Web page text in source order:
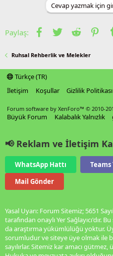
Cevap yazmak için
Paylaş: Facebook
TwitterReddit
Ruhsal Rehberlik ve Melekler
Türkçe (TR)
İletişim
Koşullar Gizlilik Politikası
Forum software by XenForo™ © 2010-
Büyük Forum Kalabalık Yalnızlık
📢 Reklam ve İletişim
WhatsApp Hattı Teams
Mail Gönder
Yasal Uyarı: Forum Sitemiz; 5651
tarafından onaylı Yer Sağlayıcı'dır.
da araştırma yükümlülüğü yoktur.
sorumludur ve siteye üye olmak ile
sayılırlar. Sitemiz kar amacı